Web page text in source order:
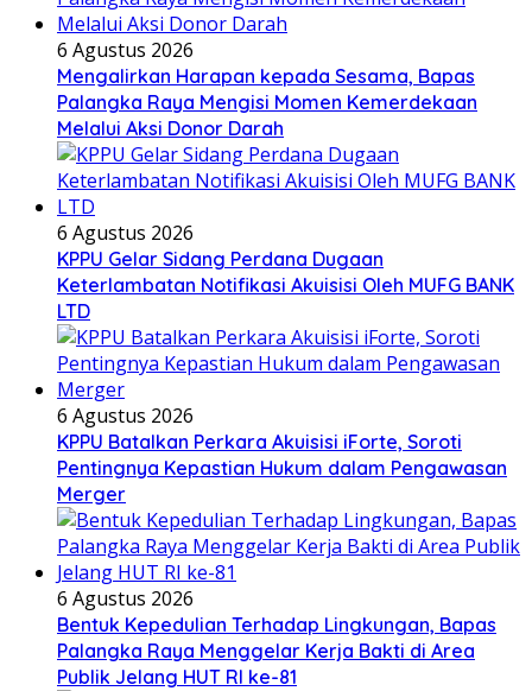
6 Agustus 2026
Mengalirkan Harapan kepada Sesama, Bapas
Palangka Raya Mengisi Momen Kemerdekaan
Melalui Aksi Donor Darah
6 Agustus 2026
KPPU Gelar Sidang Perdana Dugaan
Keterlambatan Notifikasi Akuisisi Oleh MUFG BANK
LTD
6 Agustus 2026
KPPU Batalkan Perkara Akuisisi iForte, Soroti
Pentingnya Kepastian Hukum dalam Pengawasan
Merger
6 Agustus 2026
Bentuk Kepedulian Terhadap Lingkungan, Bapas
Palangka Raya Menggelar Kerja Bakti di Area
Publik Jelang HUT RI ke-81